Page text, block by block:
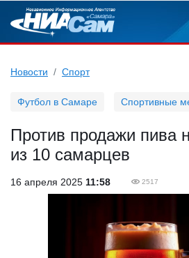
Новости Спорт
Футбол в Самаре Спортивные
Против продажи пива
из 10 самарцев
16 апреля 2025 11:58 2517